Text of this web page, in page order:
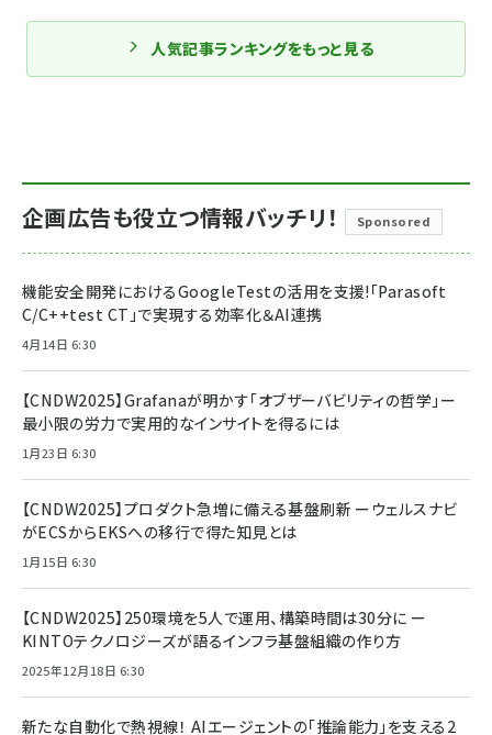
人気記事ランキングをもっと見る
企画広告も役立つ情報バッチリ！ Sponsored
機能安全開発におけるGoogleTestの活用を支援!「Parasoft
C/C++test CT」で実現する効率化＆AI連携
4月14日 6:30
【CNDW2025】Grafanaが明かす「オブザーバビリティの哲学」ー
最小限の労力で実用的なインサイトを得るには
1月23日 6:30
【CNDW2025】プロダクト急増に備える基盤刷新 ーウェルスナビ
がECSからEKSへの移行で得た知見とは
1月15日 6:30
【CNDW2025】250環境を5人で運用、構築時間は30分に ー
KINTOテクノロジーズが語るインフラ基盤組織の作り方
2025年12月18日 6:30
新たな自動化で熱視線！ AIエージェントの「推論能力」を支える2